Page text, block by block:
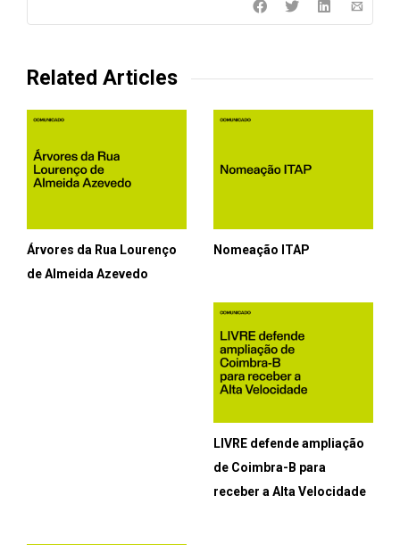
Related Articles
Árvores da Rua Lourenço
de Almeida Azevedo
Nomeação ITAP
LIVRE defende ampliação
de Coimbra-B para
receber a Alta Velocidade